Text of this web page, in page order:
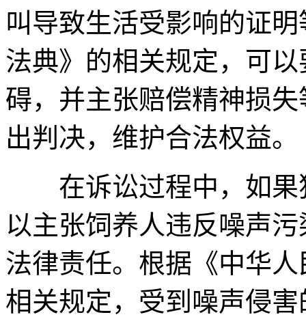
叫导致生活受影响的证
法典》的相关规定，可
碍，并主张赔偿精神损
出判决，维护合法权益。
在诉讼过程中，如果
以主张饲养人违反噪声
法律责任。根据《中华
相关规定，受到噪声侵